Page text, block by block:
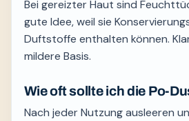
Bei gereizter Haut sind
gute Idee, weil sie
Duftstoffe enthalten können.
mildere Basis.
Wie oft sollte ich die Po-
Nach jeder Nutzung ausleeren